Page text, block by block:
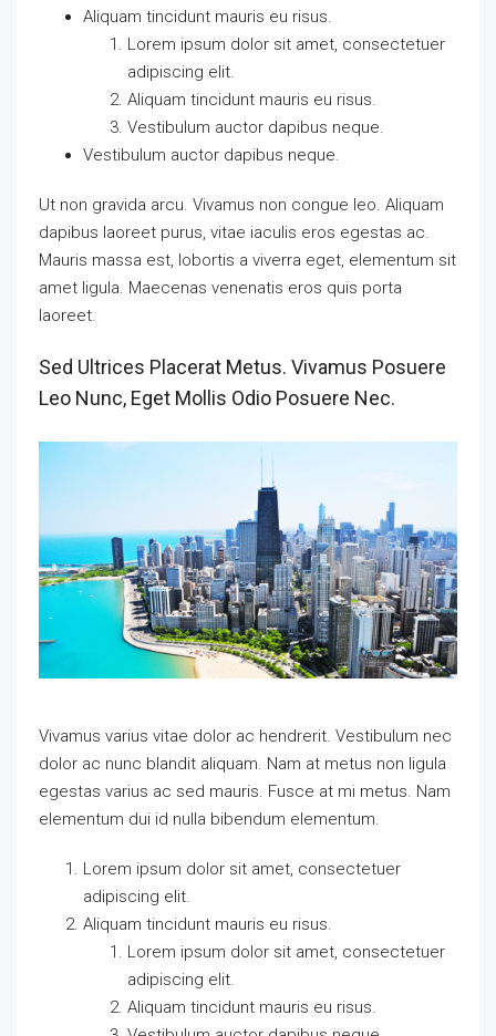
Aliquam tincidunt mauris eu risus.
Lorem ipsum dolor sit amet, consectetuer
adipiscing elit.
Aliquam tincidunt mauris eu risus.
Vestibulum auctor dapibus neque.
Vestibulum auctor dapibus neque.
Ut non gravida arcu. Vivamus non congue leo. Aliquam
dapibus laoreet purus, vitae iaculis eros egestas ac.
Mauris massa est, lobortis a viverra eget, elementum sit
amet ligula. Maecenas venenatis eros quis porta
laoreet.
Sed Ultrices Placerat Metus. Vivamus Posuere
Leo Nunc, Eget Mollis Odio Posuere Nec.
Vivamus varius vitae dolor ac hendrerit. Vestibulum nec
dolor ac nunc blandit aliquam. Nam at metus non ligula
egestas varius ac sed mauris. Fusce at mi metus. Nam
elementum dui id nulla bibendum elementum.
Lorem ipsum dolor sit amet, consectetuer
adipiscing elit.
Aliquam tincidunt mauris eu risus.
Lorem ipsum dolor sit amet, consectetuer
adipiscing elit.
Aliquam tincidunt mauris eu risus.